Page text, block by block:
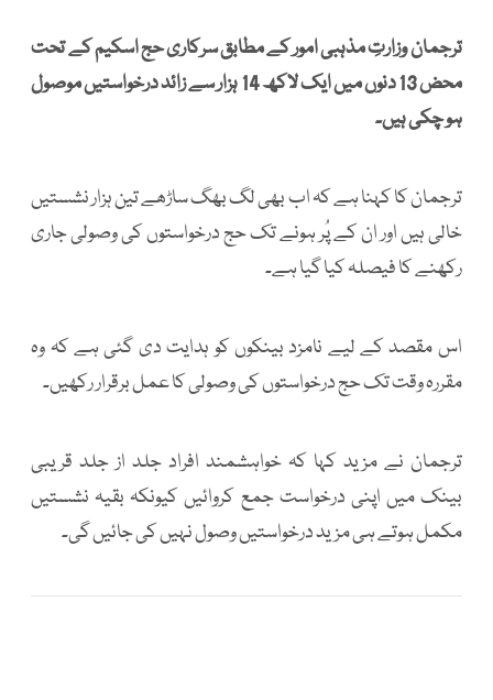
ترجمان وزارتِ مذہبی امور کے مطابق سرکاری حج اسکیم کے تحت
محض 13 دنوں میں ایک لاکھ 14 ہزار سے زائد درخواستیں موصول
ہو چکی ہیں۔
ترجمان کا کہنا ہے کہ اب بھی لگ بھگ ساڑھے تین ہزار نشستیں
خالی ہیں اور ان کے پُر ہونے تک حج درخواستوں کی وصولی جاری
رکھنے کا فیصلہ کیا گیا ہے۔
اس مقصد کے لیے نامزد بینکوں کو ہدایت دی گئی ہے کہ وہ
مقررہ وقت تک حج درخواستوں کی وصولی کا عمل برقرار رکھیں۔
ترجمان نے مزید کہا کہ خواہشمند افراد جلد از جلد قریبی
بینک میں اپنی درخواست جمع کروائیں کیونکہ بقیہ نشستیں
مکمل ہوتے ہی مزید درخواستیں وصول نہیں کی جائیں گی۔